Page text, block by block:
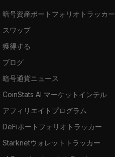
暗号資産ポートフォリオトラッカー
スワップ
獲得する
ブログ
暗号通貨ニュース
CoinStats AI マーケットインテル
アフィリエイトプログラム
DeFiポートフォリオトラッカー
Starknetウォレットトラッカー